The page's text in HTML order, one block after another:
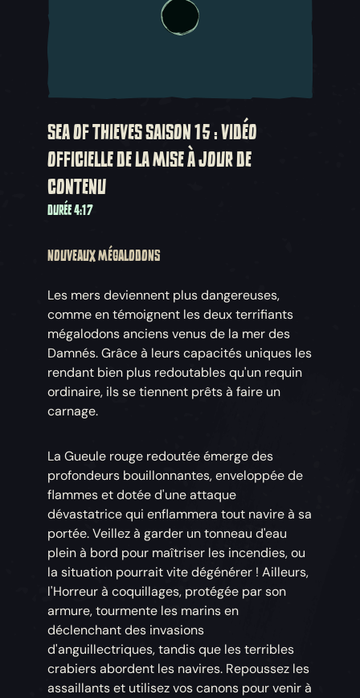
SEA OF THIEVES SAISON 15 : VIDÉO
OFFICIELLE DE LA MISE À JOUR DE
CONTENU
DURÉE 4:17
NOUVEAUX MÉGALODONS
Les mers deviennent plus dangereuses,
comme en témoignent les deux terrifiants
mégalodons anciens venus de la mer des
Damnés. Grâce à leurs capacités uniques les
rendant bien plus redoutables qu'un requin
ordinaire, ils se tiennent prêts à faire un
carnage.
La Gueule rouge redoutée émerge des
profondeurs bouillonnantes, enveloppée de
flammes et dotée d'une attaque
dévastatrice qui enflammera tout navire à sa
portée. Veillez à garder un tonneau d'eau
plein à bord pour maîtriser les incendies, ou
la situation pourrait vite dégénérer ! Ailleurs,
l'Horreur à coquillages, protégée par son
armure, tourmente les marins en
déclenchant des invasions
d'anguillectriques, tandis que les terribles
crabiers abordent les navires. Repoussez les
assaillants et utilisez vos canons pour venir à